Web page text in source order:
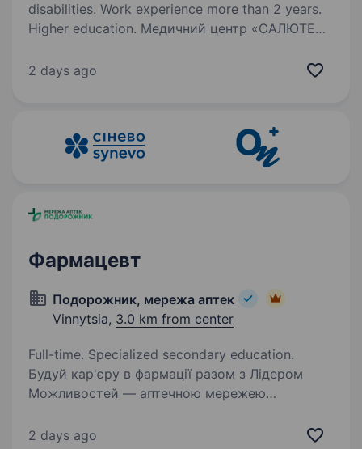
disabilities. Work experience more than 2 years.
Higher education. Медичний центр «САЛЮТЕМ»
Терапевта. Якщо Ви прагнете працювати
2 days ago
Фармацевт
Подорожник, мережа аптек
Vinnytsia, 3.0 km from center
Full-time. Specialized secondary education.
Будуй кар'єру в фармації разом з Лідером
Можливостей — аптечною мережею
«Подорожник» — це найбільша мережа аптек
2 days ago